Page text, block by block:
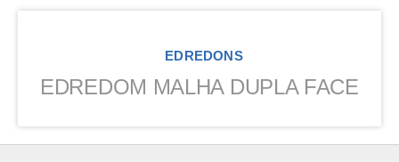
EDREDONS
EDREDOM MALHA DUPLA FACE